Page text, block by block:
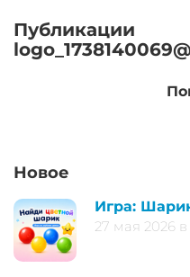
Публикации
Новое
Игра:
27 мая 2026 в